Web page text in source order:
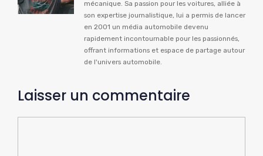
mécanique. Sa passion pour les voitures, alliée à
son expertise journalistique, lui a permis de lancer
en 2001 un média automobile devenu
rapidement incontournable pour les passionnés,
offrant informations et espace de partage autour
de l'univers automobile.
Laisser un commentaire